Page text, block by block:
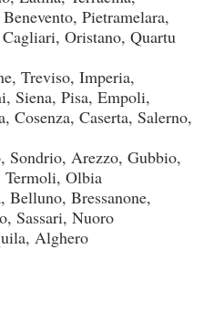
Pietramelara,
Oristano, Quartu
Treviso, Imperia,
Siena, Pisa, Empoli,
Cosenza, Caserta, Salerno,
Sondrio, Arezzo, Gubbio,
Termoli, Olbia
Belluno, Bressanone,
Sassari, Nuoro
Alghero